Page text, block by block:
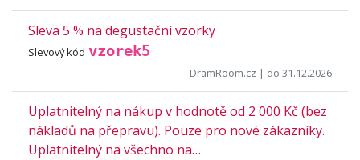
Sleva 5 % na degustační vzorky
Slevový kód vzorek5
DramRoom.cz | do 31.12.2026
Uplatnitelný na nákup v hodnotě od 2 000 Kč (bez
nákladů na přepravu). Pouze pro nové zákazníky.
Uplatnitelný na všechno na…